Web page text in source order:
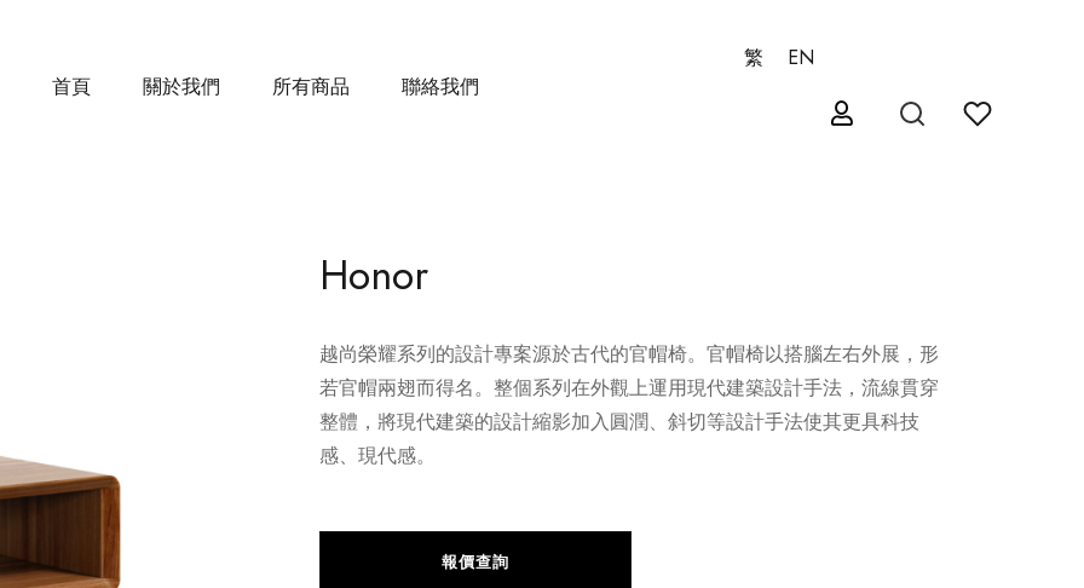
首頁 關於我們 所有商品 聯絡我們
繁 EN
Honor
越尚榮耀系列的設計專案源於古代的官帽椅。官帽椅以搭腦左右外展，形
若官帽兩翅而得名。整個系列在外觀上運用現代建築設計手法，流線貫穿
整體，將現代建築的設計縮影加入圓潤、斜切等設計手法使其更具科技
感、現代感。
報價查詢